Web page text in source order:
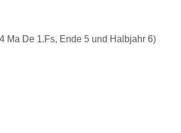
Ma De 1.Fs, Ende 5 und Halbjahr 6)